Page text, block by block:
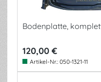
Bodenplatte,
120,00 €
Artikel-Nr.: 050-1321-11